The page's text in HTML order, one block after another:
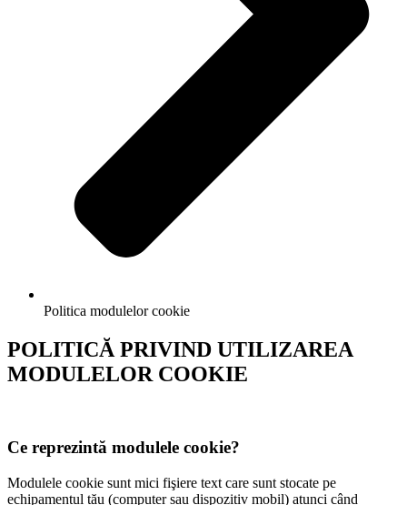
Politica modulelor cookie
POLITICĂ PRIVIND UTILIZAREA
MODULELOR COOKIE
Ce reprezintă modulele cookie?
Modulele cookie sunt mici fişiere text care sunt stocate pe
echipamentul tău (computer sau dispozitiv mobil) atunci când